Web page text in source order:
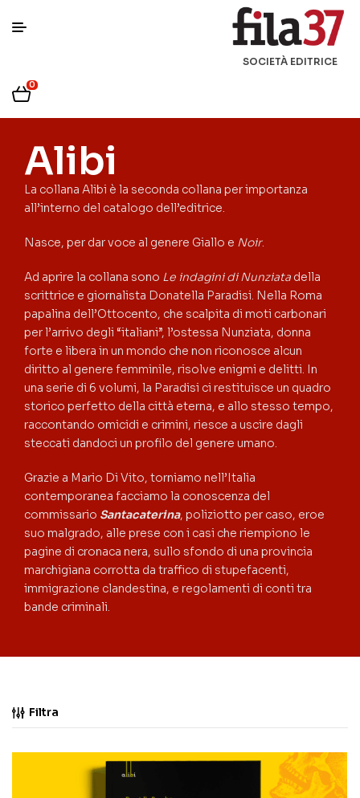
SOCIETÀ EDITRICE
0
Alibi
La collana Alibi è la seconda collana per importanza
all’interno del catalogo dell’editrice.
Nasce, per dar voce al genere Giallo e Noir.
Ad aprire la collana sono Le indagini di Nunziata della
scrittrice e giornalista Donatella Paradisi. Nella Roma
papalina dell’Ottocento, che scalpita di moti carbonari
per l’arrivo degli “italiani”, l’ostessa Nunziata, donna
forte e libera in un mondo che non riconosce alcun
diritto al genere femminile, risolve enigmi e delitti. In
una serie di 6 volumi, la Paradisi ci restituisce un quadro
storico perfetto della città eterna, e allo stesso tempo,
raccontando omicidi e crimini, riesce a uscire dagli
steccati dandoci un profilo del genere umano.
Grazie a Mario Di Vito, torniamo nell’Italia
contemporanea facciamo la conoscenza del
commissario Santacaterina, poliziotto per caso, eroe
suo malgrado, alle prese con i casi che riempiono le
pagine di cronaca nera, sullo sfondo di una provincia
marchigiana corrotta da traffico di stupefacenti,
immigrazione clandestina, e regolamenti di conti tra
bande criminali.
Filtra